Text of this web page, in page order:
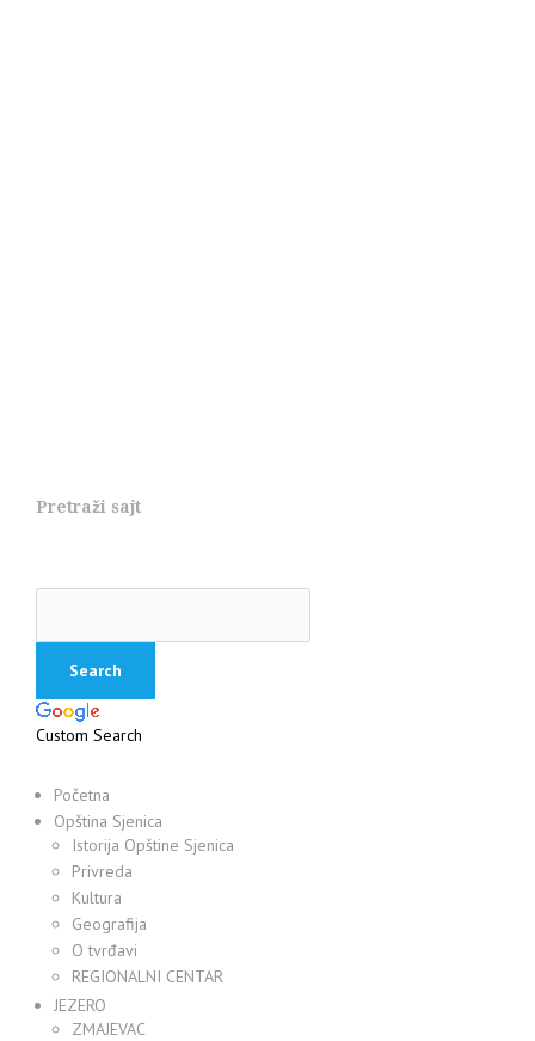
Pretraži sajt
Custom Search
Početna
Opština Sjenica
Istorija Opštine Sjenica
Privreda
Kultura
Geografija
O tvrđavi
REGIONALNI CENTAR
JEZERO
ZMAJEVAC